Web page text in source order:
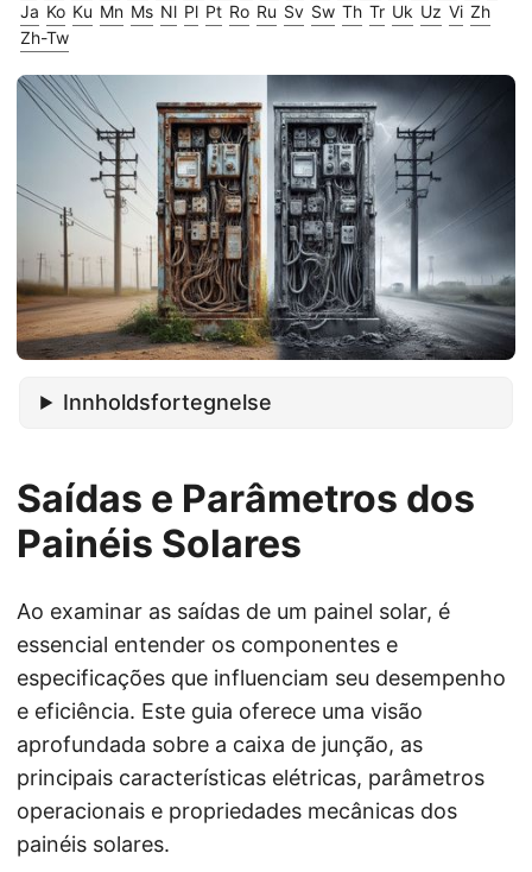
Ja Ko Ku Mn Ms Nl Pl Pt Ro Ru Sv Sw Th Tr Uk Uz Vi Zh
Zh-Tw
Innholdsfortegnelse
Saídas e Parâmetros dos
Painéis Solares
Ao examinar as saídas de um painel solar, é
essencial entender os componentes e
especificações que influenciam seu desempenho
e eficiência. Este guia oferece uma visão
aprofundada sobre a caixa de junção, as
principais características elétricas, parâmetros
operacionais e propriedades mecânicas dos
painéis solares.